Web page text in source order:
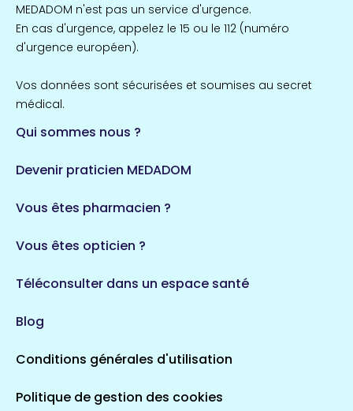
Île-de-France
857 espaces de santé
Auvergne-Rhône-Alpes
720 espaces de santé
693 espaces de santé
Côtes-d'Armor
Maine-et-Loire
Loiret
Loir-et-Cher
1 espaces de santé
1 espaces de santé
MEDADOM n'est pas un service d'urgence.
En cas d'urgence, appelez le 15 ou le 112 (numéro
d'urgence européen).
Vos données sont sécurisées et soumises au secret
médical.
Qui sommes nous ?
Devenir praticien MEDADOM
Vous êtes pharmacien ?
Vous êtes opticien ?
Téléconsulter dans un espace santé
Blog
Conditions générales d'utilisation
Politique de gestion des cookies